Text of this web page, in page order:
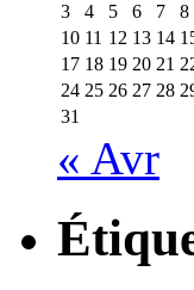
3
4 5 6 7 8
10 11 12 13 14
17 18 19 20 21
24 25 26 27 28
31
« Avr